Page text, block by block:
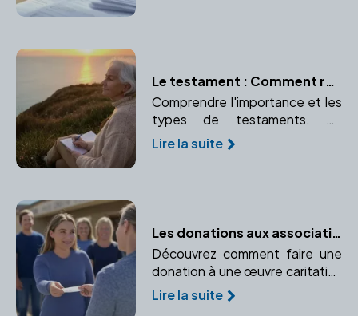
Le testament : Comment rédiger ses dernières volontés avec l'aide d'un notaire
Comprendre l'importance et les
types de testaments. Un
testament bien rédigé garantit
le respect de vos volontés
Lire la suite
Les donations aux associations ou fondations : bénéficier d'avantages fiscaux
Découvrez comment faire une
donation à une œuvre caritative
tout en bénéficiant
d'avantages fiscaux. Apprenez
Lire la suite